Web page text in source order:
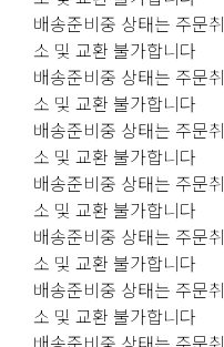
배송준비중 상태는 주문취
소 및 교환 불가합니다
배송준비중 상태는 주문취
소 및 교환 불가합니다
배송준비중 상태는 주문취
소 및 교환 불가합니다
배송준비중 상태는 주문취
소 및 교환 불가합니다
배송준비중 상태는 주문취
소 및 교환 불가합니다
배송준비중 상태는 주문취
소 및 교환 불가합니다